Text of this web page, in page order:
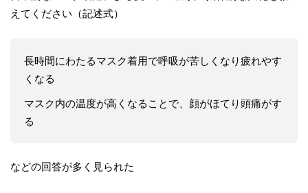
えてください（記述式）
長時間にわたるマスク着用で呼吸が苦しくなり疲れやす
くなる
マスク内の温度が高くなることで、顔がほてり頭痛がす
る
などの回答が多く見られた